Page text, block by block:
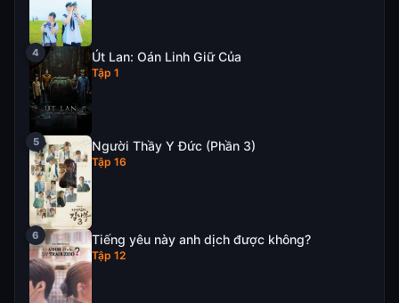
Út Lan: Oán Linh Giữ Của
Tập 1
Người Thầy Y Đức (Phần 3)
Tập 16
Tiếng yêu này anh dịch được không?
Tập 12